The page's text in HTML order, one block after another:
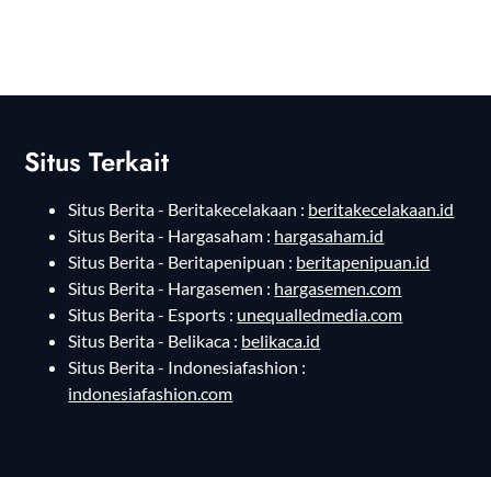
Situs Terkait
Situs Berita - Beritakecelakaan : beritakecelakaan.id
Situs Berita - Hargasaham : hargasaham.id
Situs Berita - Beritapenipuan : beritapenipuan.id
Situs Berita - Hargasemen : hargasemen.com
Situs Berita - Esports : unequalledmedia.com
Situs Berita - Belikaca : belikaca.id
Situs Berita - Indonesiafashion :
indonesiafashion.com